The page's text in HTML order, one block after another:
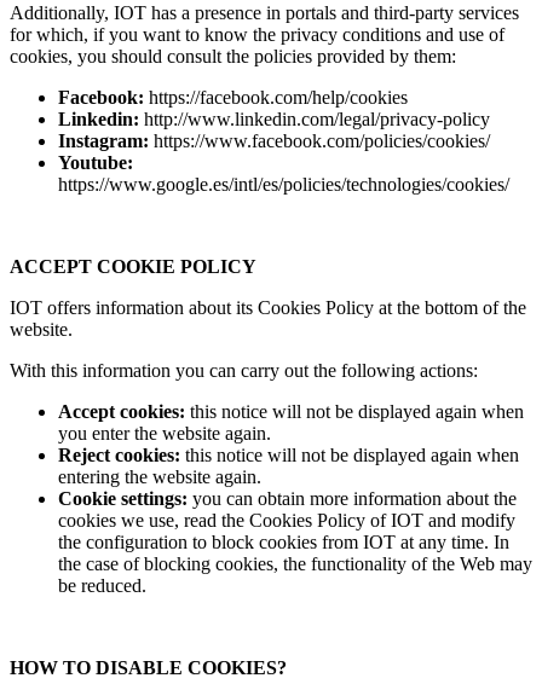
Additionally, IOT has a presence in portals and third-party services
for which, if you want to know the privacy conditions and use of
cookies, you should consult the policies provided by them:
Facebook: https://facebook.com/help/cookies
Linkedin: http://www.linkedin.com/legal/privacy-policy
Instagram: https://www.facebook.com/policies/cookies/
Youtube:
https://www.google.es/intl/es/policies/technologies/cookies/
ACCEPT COOKIE POLICY
IOT offers information about its Cookies Policy at the bottom of the
website.
With this information you can carry out the following actions:
Accept cookies: this notice will not be displayed again when
you enter the website again.
Reject cookies: this notice will not be displayed again when
entering the website again.
Cookie settings: you can obtain more information about the
cookies we use, read the Cookies Policy of IOT and modify
the configuration to block cookies from IOT at any time. In
the case of blocking cookies, the functionality of the Web may
be reduced.
HOW TO DISABLE COOKIES?